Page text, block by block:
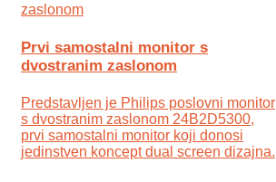
Prvi samostalni monitor s
dvostranim zaslonom
Predstavljen je Philips poslovni monitor
s dvostranim zaslonom 24B2D5300,
prvi samostalni monitor koji donosi
jedinstven koncept dual screen dizajna.